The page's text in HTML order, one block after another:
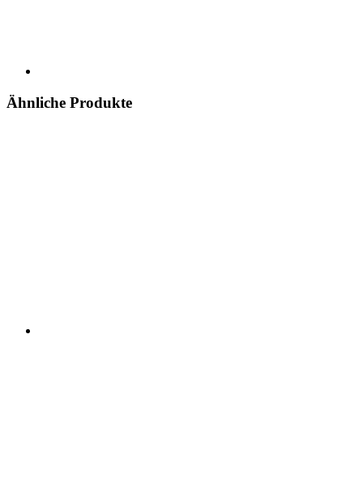
Ähnliche Produkte